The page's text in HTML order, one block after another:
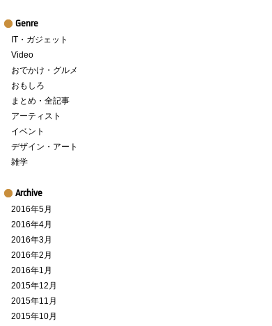
Genre
IT・ガジェット
Video
おでかけ・グルメ
おもしろ
まとめ・全記事
アーティスト
イベント
デザイン・アート
雑学
Archive
2016年5月
2016年4月
2016年3月
2016年2月
2016年1月
2015年12月
2015年11月
2015年10月